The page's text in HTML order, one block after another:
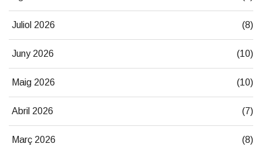
Juliol 2026 (8)
Juny 2026 (10)
Maig 2026 (10)
Abril 2026 (7)
Març 2026 (8)